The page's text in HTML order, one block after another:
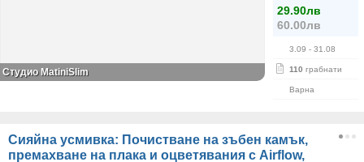
29.90лв
60.00лв
3.09 - 31.08
110 грабнати
Варна
Студио MatiniSlim
Сияйна усмивка: Почистване на зъбен камък,
премахване на плака и оцветявания с Airflow,